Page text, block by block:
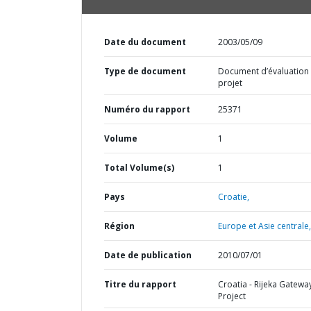
Date du document 2003/05/09
Type de document
Document
projet
Numéro du rapport 25371
Volume 1
Total Volume(s) 1
Pays Croatie,
Région Europe et Asie centrale,
Date de publication 2010/07/01
Titre du rapport
Croatia - Rijeka
Project